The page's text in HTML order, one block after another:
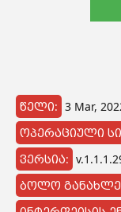
წელი: 3 Mar,
ოპერაციული
ვერსია:
ბოლო